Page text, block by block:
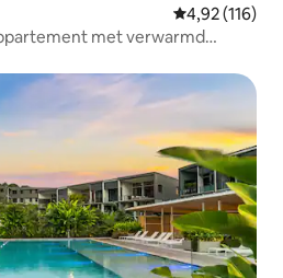
Gemiddelde
4,92 (116)
met verwarmd